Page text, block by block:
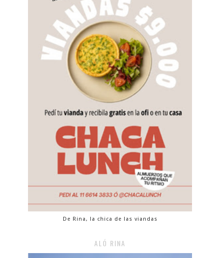
De Rina, la chica de las viandas
ALÓ RINA